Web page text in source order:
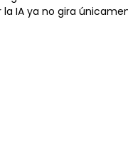
IA ya no gira